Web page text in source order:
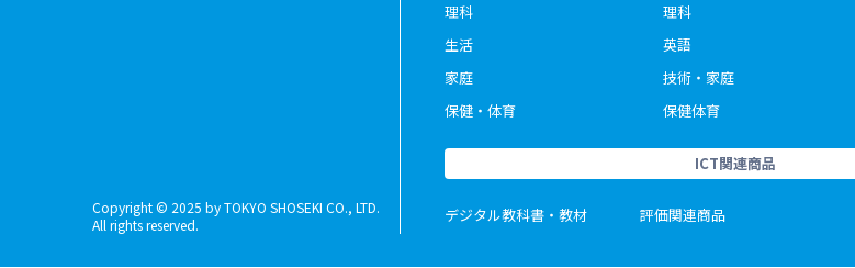
Copyright © 2025 by TOKYO SHOSEKI CO., LTD.
All rights reserved.
理科
生活
家庭
保健・体育
理科
英語
技術・家庭
保健体育
ICT関連商品
デジタル教科書・教材 評価関連商品